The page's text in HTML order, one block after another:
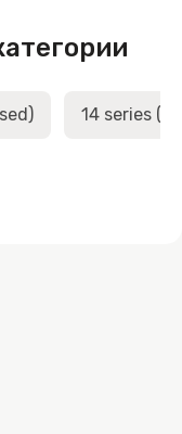
14 series